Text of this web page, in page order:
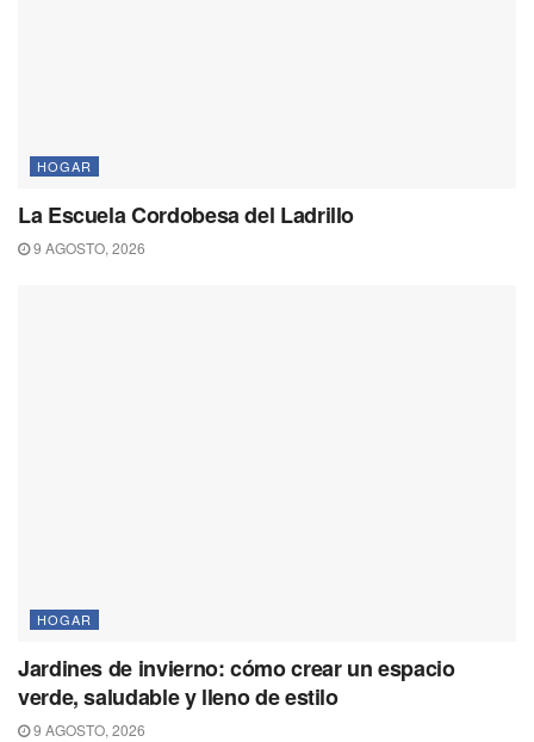
HOGAR
La Escuela Cordobesa del Ladrillo
9 AGOSTO, 2026
HOGAR
Jardines de invierno: cómo crear un espacio
verde, saludable y lleno de estilo
9 AGOSTO, 2026